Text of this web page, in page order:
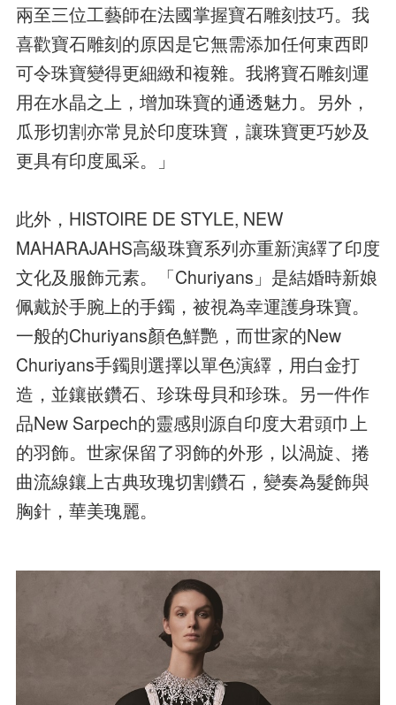
兩至三位工藝師在法國掌握寶石雕刻技巧。我
喜歡寶石雕刻的原因是它無需添加任何東西即
可令珠寶變得更細緻和複雜。我將寶石雕刻運
用在水晶之上，增加珠寶的通透魅力。另外，
瓜形切割亦常見於印度珠寶，讓珠寶更巧妙及
更具有印度風采。」
此外，HISTOIRE DE STYLE, NEW
MAHARAJAHS高級珠寶系列亦重新演繹了印度
文化及服飾元素。「Churiyans」是結婚時新娘
佩戴於手腕上的手鐲，被視為幸運護身珠寶。
一般的Churiyans顏色鮮艷，而世家的New
Churiyans手鐲則選擇以單色演繹，用白金打
造，並鑲嵌鑽石、珍珠母貝和珍珠。另一件作
品New Sarpech的靈感則源自印度大君頭巾上
的羽飾。世家保留了羽飾的外形，以渦旋、捲
曲流線鑲上古典玫瑰切割鑽石，變奏為髮飾與
胸針，華美瑰麗。